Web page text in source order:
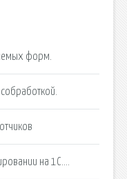
форм.
на 1С….